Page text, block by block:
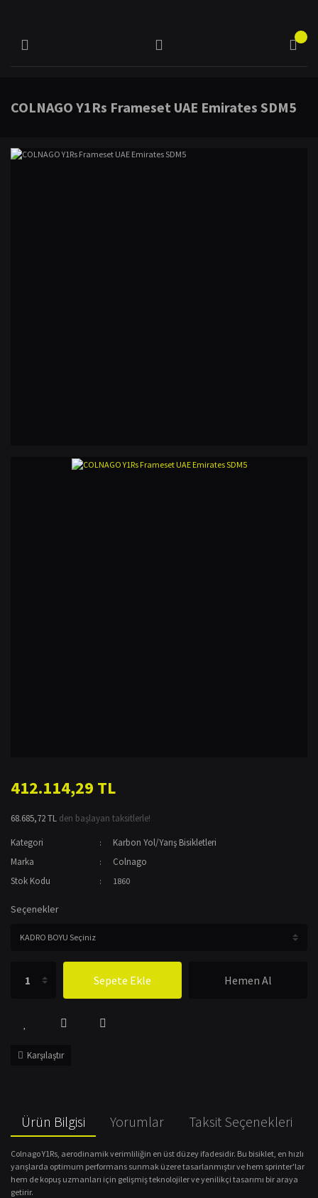
COLNAGO Y1Rs Frameset UAE Emirates SDM5
412.114,29 TL
68.685,72 TL den başlayan taksitlerle!
Kategori
Karbon Yol/Yarış Bisikletleri
Marka
Colnago
Stok Kodu
1860
Seçenekler
Sepete Ekle Hemen Al
Karşılaştır
Ürün Bilgisi Yorumlar Taksit Seçenekleri
Colnago Y1Rs, aerodinamik verimliliğin en üst düzey ifadesidir. Bu bisiklet, en hızlı
yarışlarda optimum performans sunmak üzere tasarlanmıştır ve hem sprinter'lar
hem de kopuş uzmanları için gelişmiş teknolojiler ve yenilikçi tasarımı bir araya
getirir.